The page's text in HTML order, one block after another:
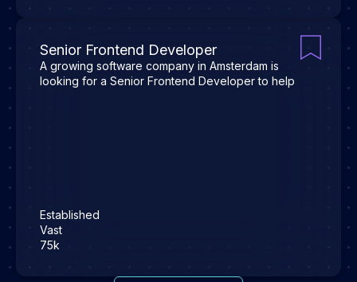
Senior Frontend Developer
A growing software company in Amsterdam is
looking for a Senior Frontend Developer to help
Established
Vast
75k